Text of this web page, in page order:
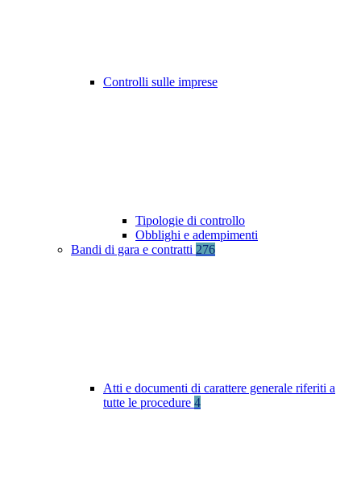
Controlli sulle imprese
Tipologie di controllo
Obblighi e adempimenti
Bandi di gara e contratti 276
Atti e documenti di carattere generale riferiti a
tutte le procedure 4